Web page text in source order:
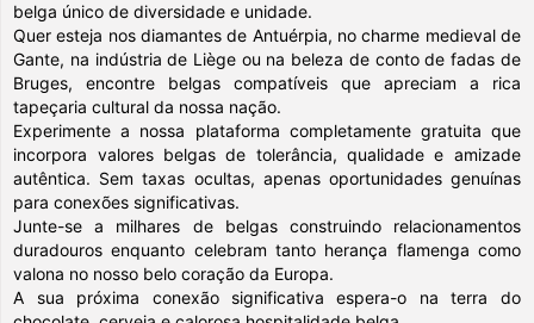
belga único de diversidade e unidade.
Quer esteja nos diamantes de Antuérpia, no charme medieval de
Gante, na indústria de Liège ou na beleza de conto de fadas de
Bruges, encontre belgas compatíveis que apreciam a rica
tapeçaria cultural da nossa nação.
Experimente a nossa plataforma completamente gratuita que
incorpora valores belgas de tolerância, qualidade e amizade
autêntica. Sem taxas ocultas, apenas oportunidades genuínas
para conexões significativas.
Junte-se a milhares de belgas construindo relacionamentos
duradouros enquanto celebram tanto herança flamenga como
valona no nosso belo coração da Europa.
A sua próxima conexão significativa espera-o na terra do